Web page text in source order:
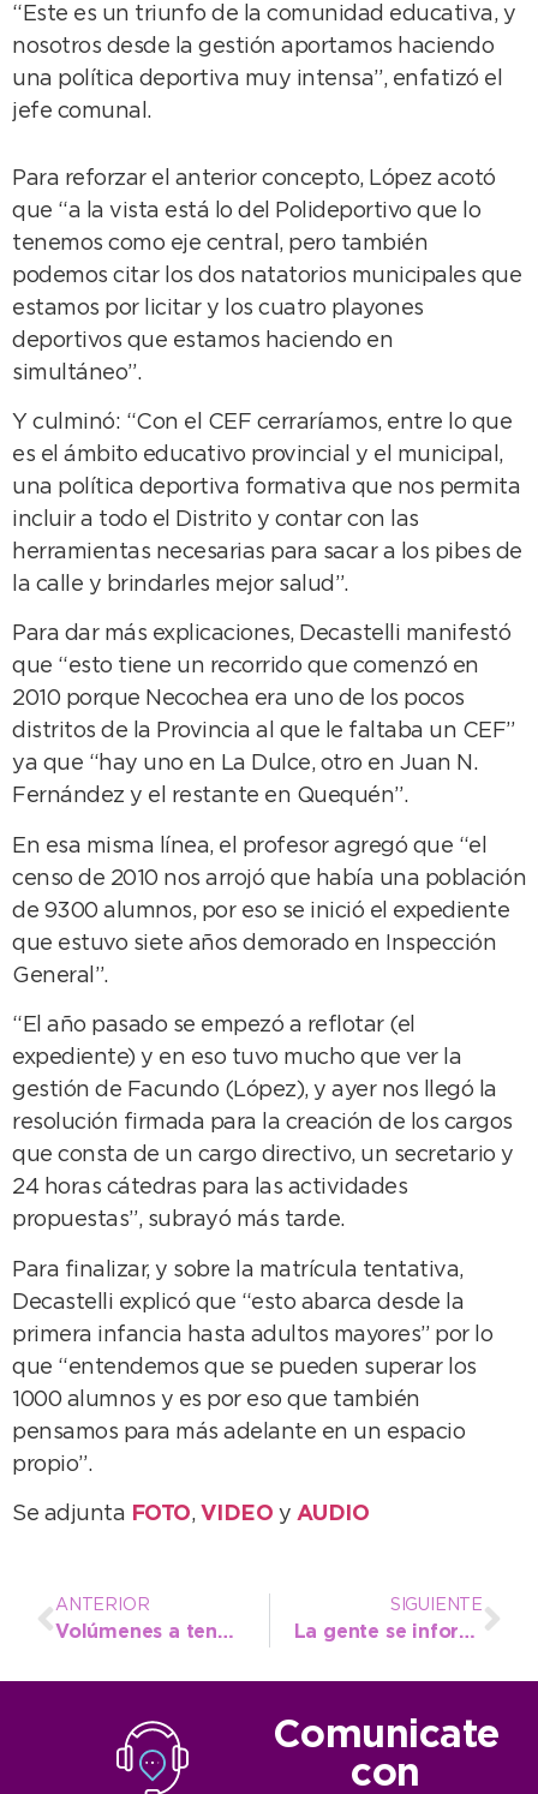
“Este es un triunfo de la comunidad educativa, y
nosotros desde la gestión aportamos haciendo
una política deportiva muy intensa”, enfatizó el
jefe comunal.
Para reforzar el anterior concepto, López acotó
que “a la vista está lo del Polideportivo que lo
tenemos como eje central, pero también
podemos citar los dos natatorios municipales que
estamos por licitar y los cuatro playones
deportivos que estamos haciendo en
simultáneo”.
Y culminó: “Con el CEF cerraríamos, entre lo que
es el ámbito educativo provincial y el municipal,
una política deportiva formativa que nos permita
incluir a todo el Distrito y contar con las
herramientas necesarias para sacar a los pibes de
la calle y brindarles mejor salud”.
Para dar más explicaciones, Decastelli manifestó
que “esto tiene un recorrido que comenzó en
2010 porque Necochea era uno de los pocos
distritos de la Provincia al que le faltaba un CEF”
ya que “hay uno en La Dulce, otro en Juan N.
Fernández y el restante en Quequén”.
En esa misma línea, el profesor agregó que “el
censo de 2010 nos arrojó que había una población
de 9300 alumnos, por eso se inició el expediente
que estuvo siete años demorado en Inspección
General”.
“El año pasado se empezó a reflotar (el
expediente) y en eso tuvo mucho que ver la
gestión de Facundo (López), y ayer nos llegó la
resolución firmada para la creación de los cargos
que consta de un cargo directivo, un secretario y
24 horas cátedras para las actividades
propuestas”, subrayó más tarde.
Para finalizar, y sobre la matrícula tentativa,
Decastelli explicó que “esto abarca desde la
primera infancia hasta adultos mayores” por lo
que “entendemos que se pueden superar los
1000 alumnos y es por eso que también
pensamos para más adelante en un espacio
propio”.
Se adjunta FOTO, VIDEO y AUDIO
ANTERIOR
Volúmenes a tener en cuenta a la hora de solicitar la recolección
SIGUIENTE
La gente se informa en el Parque sobre enfermedades crónicas no transmisibles
Comunicate
con